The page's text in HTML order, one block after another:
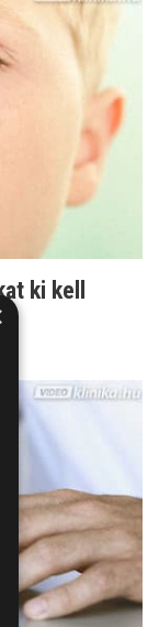
ki kell